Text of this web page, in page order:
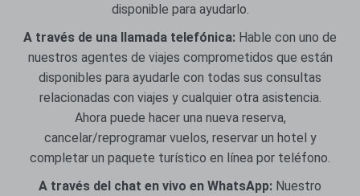
disponible para ayudarlo.
A través de una llamada telefónica: Hable con uno de
nuestros agentes de viajes comprometidos que están
disponibles para ayudarle con todas sus consultas
relacionadas con viajes y cualquier otra asistencia.
Ahora puede hacer una nueva reserva,
cancelar/reprogramar vuelos, reservar un hotel y
completar un paquete turístico en línea por teléfono.
A través del chat en vivo en WhatsApp: Nuestro